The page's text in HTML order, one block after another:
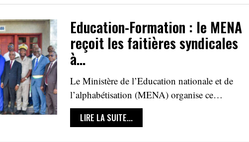
Education-Formation : le MENA
reçoit les faitières syndicales
à…
Le Ministère de l’Education nationale et de
l’alphabétisation (MENA) organise ce…
LIRE LA SUITE...